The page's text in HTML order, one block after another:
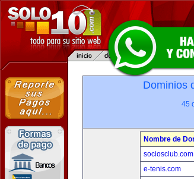
Dominios
45
Nombre de
sociosclub.com
e-tenis.com